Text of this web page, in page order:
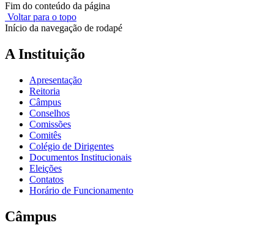
Fim do conteúdo da página
Voltar para o topo
Início da navegação de rodapé
A Instituição
Apresentação
Reitoria
Câmpus
Conselhos
Comissões
Comitês
Colégio de Dirigentes
Documentos Institucionais
Eleições
Contatos
Horário de Funcionamento
Câmpus